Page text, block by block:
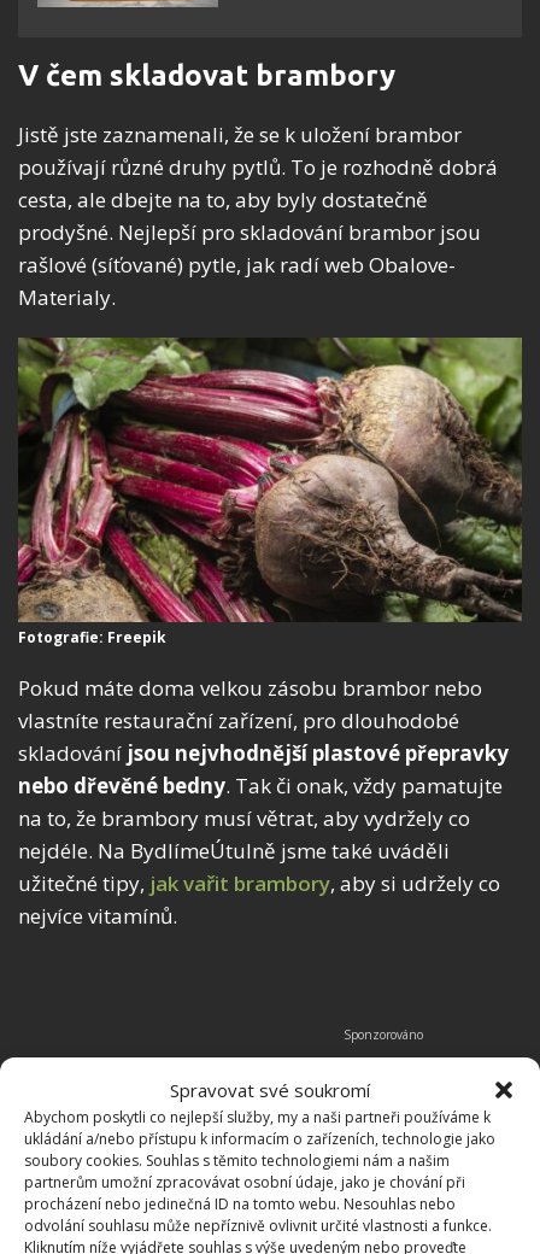
Spravovat své soukromí
Abychom poskytli co nejlepší služby, my a naši partneři používáme k
ukládání a/nebo přístupu k informacím o zařízeních, technologie jako
soubory cookies. Souhlas s těmito technologiemi nám a našim
partnerům umožní zpracovávat osobní údaje, jako je chování při
procházení nebo jedinečná ID na tomto webu. Nesouhlas nebo
odvolání souhlasu může nepříznivě ovlivnit určité vlastnosti a funkce.
Kliknutím níže vyjádřete souhlas s výše uvedeným nebo proveďte
V čem skladovat brambory
Jistě jste zaznamenali, že se k uložení brambor
používají různé druhy pytlů. To je rozhodně dobrá
cesta, ale dbejte na to, aby byly dostatečně
prodyšné. Nejlepší pro skladování brambor jsou
rašlové (síťované) pytle, jak radí web Obalove-
Materialy.
Fotografie: Freepik
Pokud máte doma velkou zásobu brambor nebo
vlastníte restaurační zařízení, pro dlouhodobé
skladování jsou nejvhodnější plastové přepravky
nebo dřevěné bedny. Tak či onak, vždy pamatujte
na to, že brambory musí větrat, aby vydržely co
nejdéle. Na BydlímeÚtulně jsme také uváděli
užitečné tipy, jak vařit brambory, aby si udržely co
nejvíce vitamínů.